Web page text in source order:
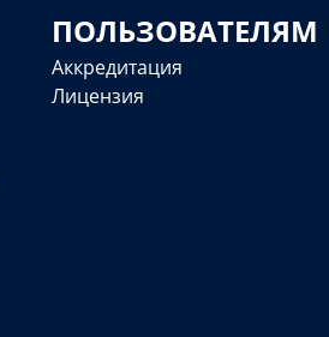
ПОЛЬЗОВАТЕЛЯМ
Аккредитация
Лицензия